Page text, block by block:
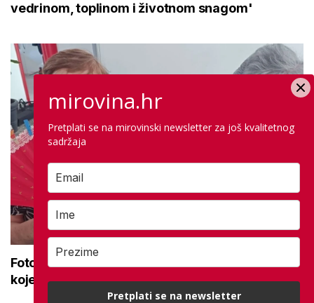
vedrinom, toplinom i životnom snagom'
Foto dana: Umirovljenici ručno dekorirali lepeze
koje će ih 'čuvati' od vrućina
mirovina.hr
Pretplati se na mirovinski newsletter za još kvalitetnog
sadržaja
Pretplati se na newsletter